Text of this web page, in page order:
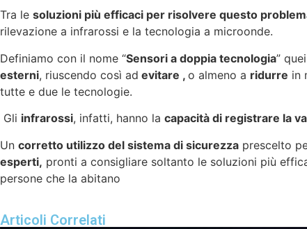
Tra le soluzioni più efficaci per risolvere questo
rilevazione a infrarossi e la tecnologia a microonde.
Definiamo con il nome “Sensori a doppia tecnologia”
esterni, riuscendo così ad evitare , o almeno a ridurre in
tutte e due le tecnologie.
Gli infrarossi, infatti, hanno la capacità di registrare la
Un corretto utilizzo del sistema di sicurezza prescelto
esperti, pronti a consigliare soltanto le soluzioni più
persone che la abitano
Articoli Correlati